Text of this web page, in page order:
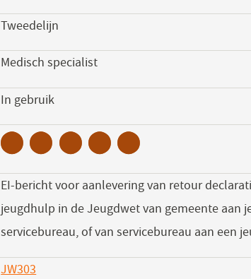
Tweedelijn
Medisch specialist
In gebruik
EI-bericht voor aanlevering van retour
jeugdhulp in de Jeugdwet van gemeente aan
servicebureau, of van servicebureau aan een
JW303